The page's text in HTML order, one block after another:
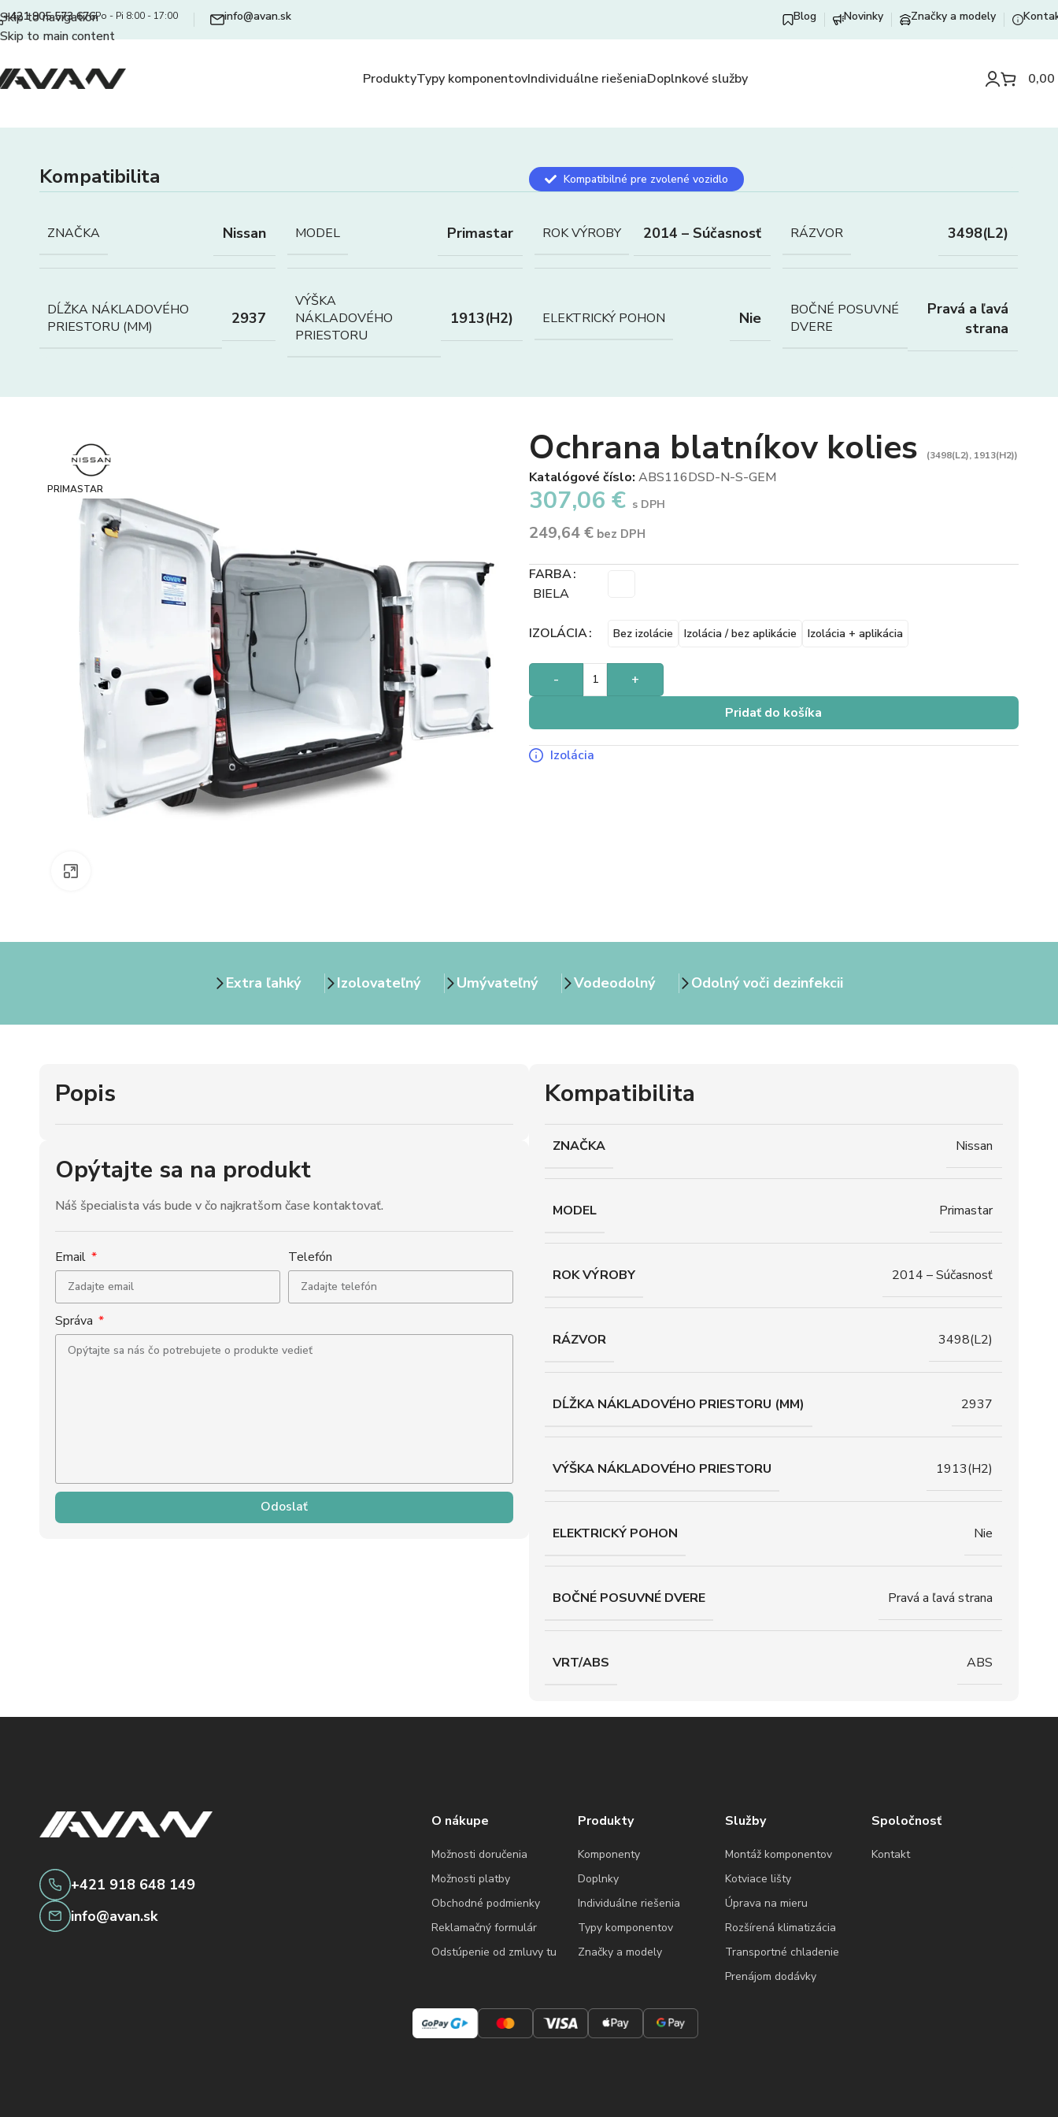
Skip to navigation
Skip to main content
+421 905 573 676Po - Pi 8:00 - 17:00 info@avan.sk Blog Novinky Značky a modely
ProduktyTypy komponentovIndividuálne riešeniaDoplnkové služby 0,00
Kompatibilita Kompatibilné pre zvolené vozidlo
ZNAČKA Nissan MODEL Primastar ROK VÝROBY 2014 – Súčasnosť RÁZVOR 3498(L2)
DĹŽKA NÁKLADOVÉHO
PRIESTORU (MM)
2937
VÝŠKA
NÁKLADOVÉHO
PRIESTORU
1913(H2) ELEKTRICKÝ POHON Nie
BOČNÉ POSUVNÉ
DVERE
Pravá a ľavá
strana
PRIMASTAR
Ochrana blatníkov kolies (3498(L2), 1913(H2))
Katalógové číslo: ABS116DSD-N-S-GEM
307,06 € s DPH
249,64€bez DPH
FARBA
BIELA
IZOLÁCIA Bez izolácie Izolácia / bez aplikácie Izolácia + aplikácia
-
+
Pridať do košíka
Izolácia
Extra ľahký Izolovateľný Umývateľný Vodeodolný Odolný voči dezinfekcii
Popis
Opýtajte sa na produkt
Náš špecialista vás bude v čo najkratšom čase kontaktovať.
Email Telefón
Správa
Odoslať
Kompatibilita
ZNAČKA Nissan
MODEL Primastar
ROK VÝROBY 2014 – Súčasnosť
RÁZVOR 3498(L2)
DĹŽKA NÁKLADOVÉHO PRIESTORU (MM) 2937
VÝŠKA NÁKLADOVÉHO PRIESTORU 1913(H2)
ELEKTRICKÝ POHON Nie
BOČNÉ POSUVNÉ DVERE Pravá a ľavá strana
VRT/ABS ABS
+421 918 648 149
info@avan.sk
O nákupe
Možnosti doručenia
Možnosti platby
Obchodné podmienky
Reklamačný formulár
Odstúpenie od zmluvy tu
Produkty
Komponenty
Doplnky
Individuálne riešenia
Typy komponentov
Značky a modely
Služby
Montáž komponentov
Kotviace lišty
Úprava na mieru
Rozšírená klimatizácia
Transportné chladenie
Prenájom dodávky
Spoločnosť
Kontakt